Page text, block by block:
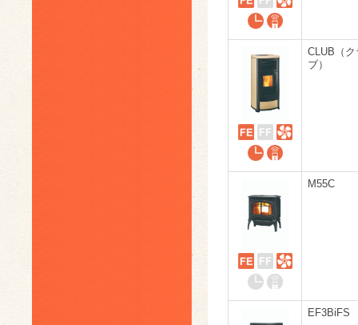
CLUB（ク
ブ）
M55C
EF3BiFS